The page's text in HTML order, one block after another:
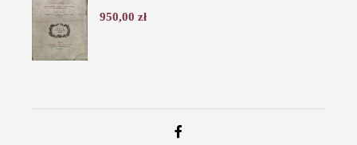
950,00 zł